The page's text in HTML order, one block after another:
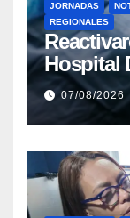
JORNADAS
REGIONALES
Hospital
Guárico
07/08/2026